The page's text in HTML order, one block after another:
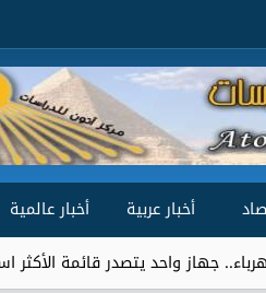
أخبار عربية أخبار عالمية
يتصدر قائمة الأكثر استهلاكًا للطاقة